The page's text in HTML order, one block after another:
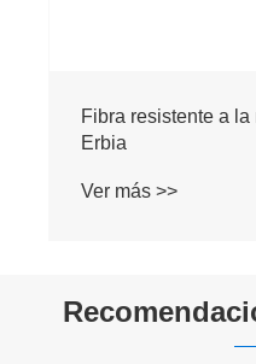
polarización que
a la radiación,
Ver más >>